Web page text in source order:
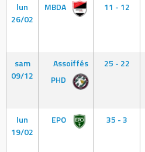
lun
26/02
MBDA 11 - 12
sam
09/12
Assoiffés
PHD
25 - 22
lun
19/02
EPO
35 - 3